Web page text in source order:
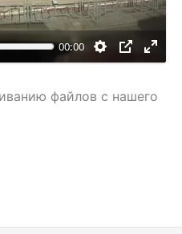
00:00
о
с
п
р
и
файлов с нашего